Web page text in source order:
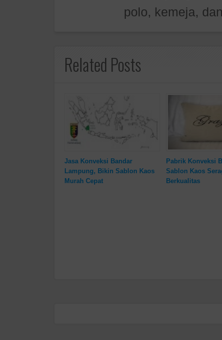
polo, kemeja,
Related Posts
Jasa Konveksi Bandar
Lampung, Bikin Sablon Kaos
Murah Cepat
Pabrik Konveksi
Sablon Kaos
Berkualitas